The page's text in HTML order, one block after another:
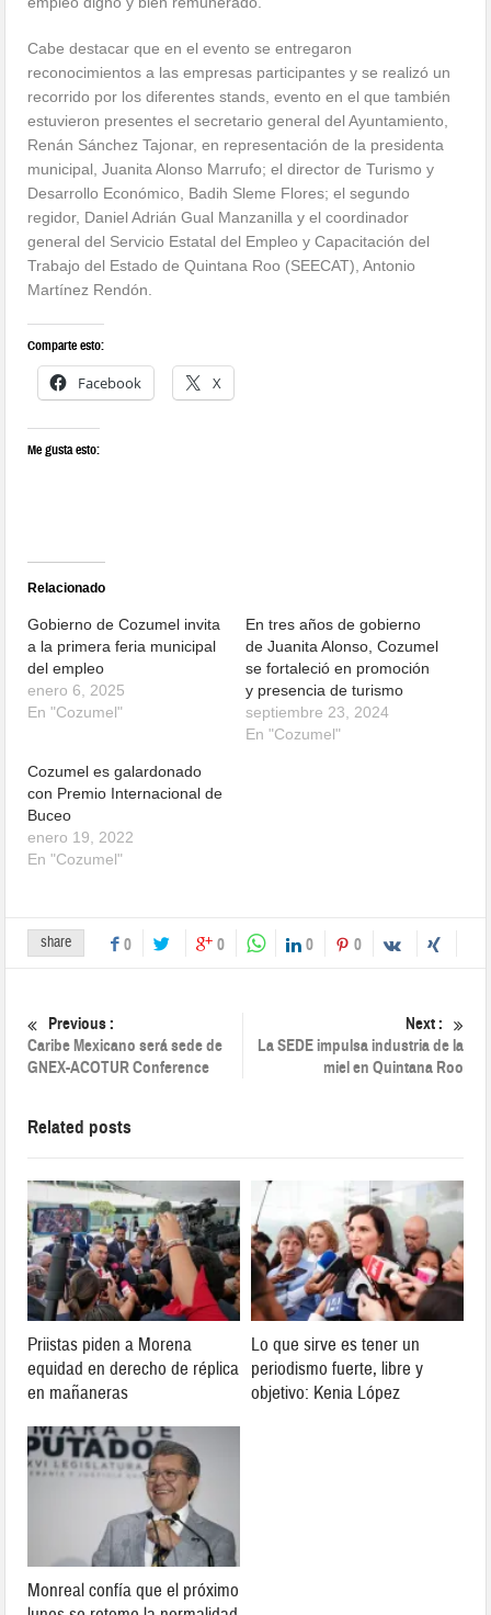
Cabe destacar que en el evento se entregaron
reconocimientos a las empresas participantes y se realizó un
recorrido por los diferentes stands, evento en el que también
estuvieron presentes el secretario general del Ayuntamiento,
Renán Sánchez Tajonar, en representación de la presidenta
municipal, Juanita Alonso Marrufo; el director de Turismo y
Desarrollo Económico, Badih Sleme Flores; el segundo
regidor, Daniel Adrián Gual Manzanilla y el coordinador
general del Servicio Estatal del Empleo y Capacitación del
Trabajo del Estado de Quintana Roo (SEECAT), Antonio
Martínez Rendón.
Comparte esto:
Facebook X
Me gusta esto:
Relacionado
Gobierno de Cozumel invita
a la primera feria municipal
del empleo
enero 6, 2025
En "Cozumel"
En tres años de gobierno
de Juanita Alonso, Cozumel
se fortaleció en promoción
y presencia de turismo
septiembre 23, 2024
En "Cozumel"
Cozumel es galardonado
con Premio Internacional de
Buceo
enero 19, 2022
En "Cozumel"
share 0 0 0 0
Previous :
Caribe Mexicano será sede de
GNEX-ACOTUR Conference
Next :
La SEDE impulsa industria de la
miel en Quintana Roo
Related posts
Priistas piden a Morena
equidad en derecho de réplica
en mañaneras
Lo que sirve es tener un
periodismo fuerte, libre y
objetivo: Kenia López
Monreal confía que el próximo